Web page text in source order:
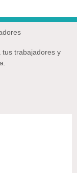
tus trabajadores y